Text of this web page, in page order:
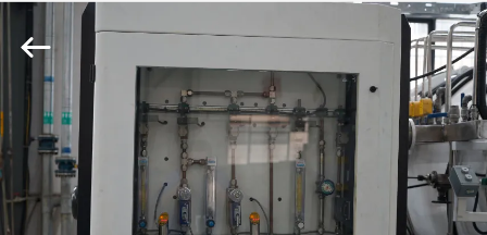
বাড়ি
পণ্য
Equipment
Manufacturing